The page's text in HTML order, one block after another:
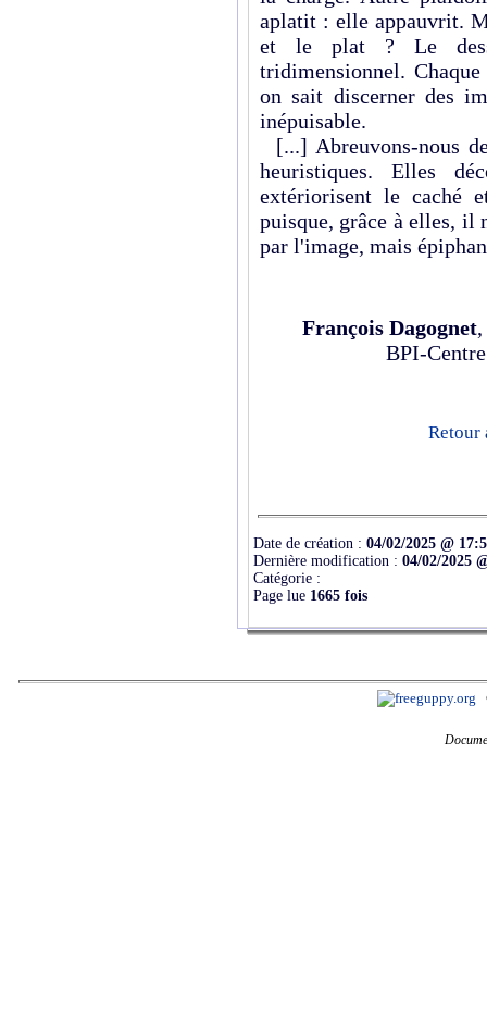
aplatit : elle appauvrit.
et le plat ? Le
tridimensionnel.
on sait discerner des
inépuisable.
[...] Abreuvons-nous
heuristiques. Elles
extériorisent le caché
puisque, grâce à elles, il
par l'image, mais
François Dagognet
BPI-
Retour
Date de création : 04/02/2025 @
Dernière modification : 04/02/2025
Catégorie :
Page lue 1665 fois